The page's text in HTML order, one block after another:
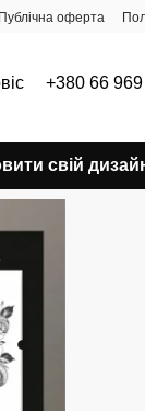
Публічна оферта
+380 66 969
свій